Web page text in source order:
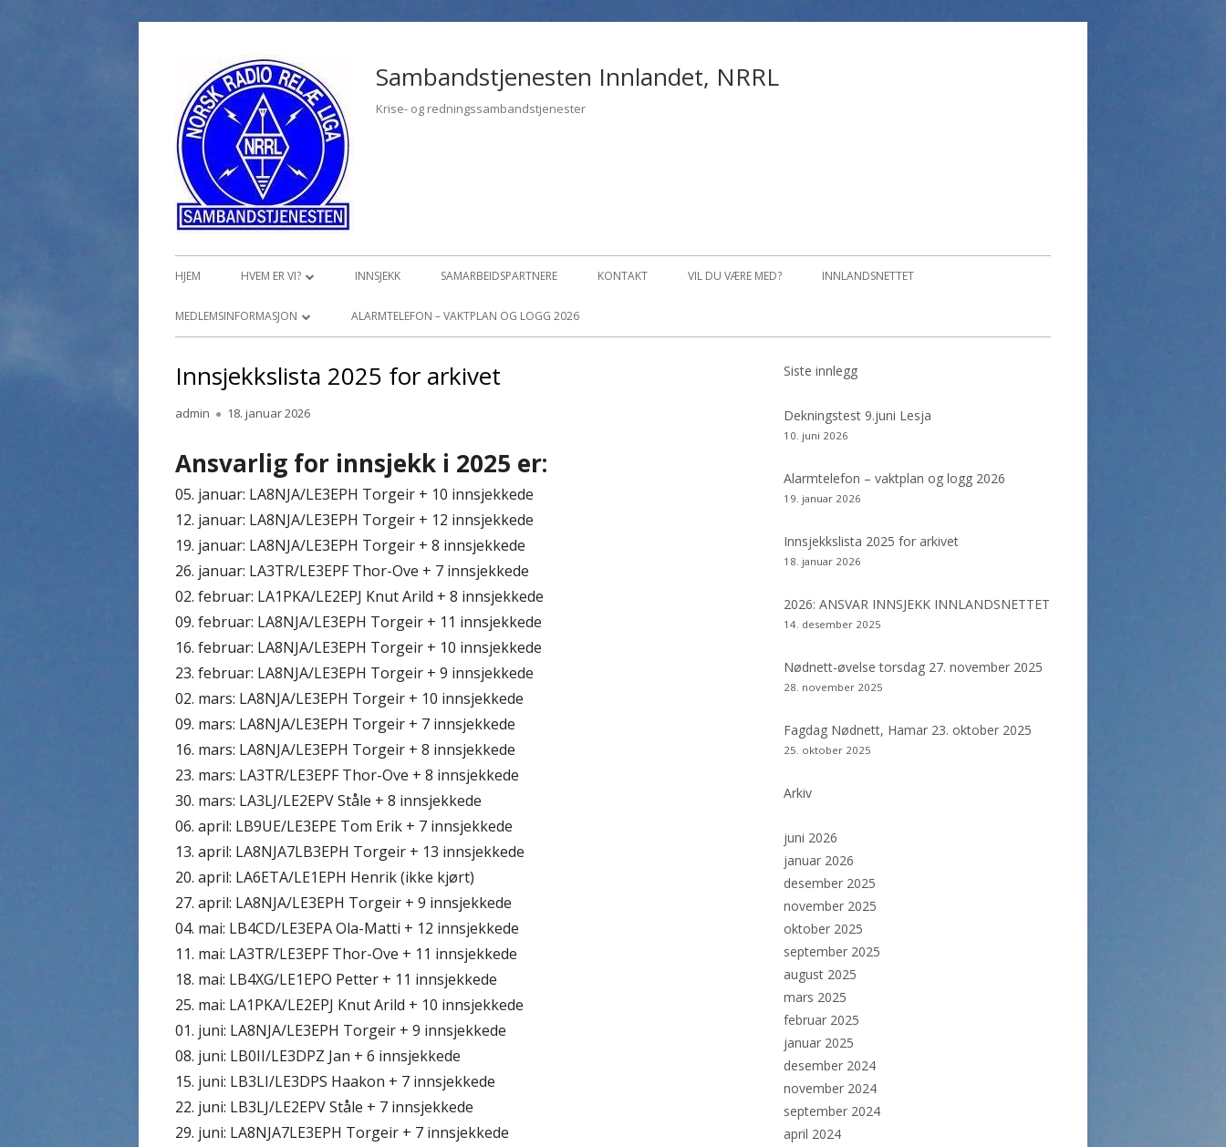
Sambandstjenesten Innlandet, NRRL
Krise- og redningssambandstjenester
Primærmeny
HJEM HVEM ER VI?
ØVELSER, KURS OG OPPLÆRING
INNSJEKK SAMARBEIDSPARTNERE KONTAKT VIL DU VÆRE MED? INNLANDSNETTET
MEDLEMSINFORMASJON ALARMTELEFON – VAKTPLAN OG LOGG 2026
Innsjekkslista 2025 for arkivet
Forfatter
admin Publisert
18. januar 2026
Ansvarlig for innsjekk i 2025 er:
05. januar: LA8NJA/LE3EPH Torgeir + 10 innsjekkede
12. januar: LA8NJA/LE3EPH Torgeir + 12 innsjekkede
19. januar: LA8NJA/LE3EPH Torgeir + 8 innsjekkede
26. januar: LA3TR/LE3EPF Thor-Ove + 7 innsjekkede
02. februar: LA1PKA/LE2EPJ Knut Arild + 8 innsjekkede
09. februar: LA8NJA/LE3EPH Torgeir + 11 innsjekkede
16. februar: LA8NJA/LE3EPH Torgeir + 10 innsjekkede
23. februar: LA8NJA/LE3EPH Torgeir + 9 innsjekkede
02. mars: LA8NJA/LE3EPH Torgeir + 10 innsjekkede
09. mars: LA8NJA/LE3EPH Torgeir + 7 innsjekkede
16. mars: LA8NJA/LE3EPH Torgeir + 8 innsjekkede
23. mars: LA3TR/LE3EPF Thor-Ove + 8 innsjekkede
30. mars: LA3LJ/LE2EPV Ståle + 8 innsjekkede
06. april: LB9UE/LE3EPE Tom Erik + 7 innsjekkede
13. april: LA8NJA7LB3EPH Torgeir + 13 innsjekkede
20. april: LA6ETA/LE1EPH Henrik (ikke kjørt)
27. april: LA8NJA/LE3EPH Torgeir + 9 innsjekkede
04. mai: LB4CD/LE3EPA Ola-Matti + 12 innsjekkede
11. mai: LA3TR/LE3EPF Thor-Ove + 11 innsjekkede
18. mai: LB4XG/LE1EPO Petter + 11 innsjekkede
25. mai: LA1PKA/LE2EPJ Knut Arild + 10 innsjekkede
01. juni: LA8NJA/LE3EPH Torgeir + 9 innsjekkede
08. juni: LB0II/LE3DPZ Jan + 6 innsjekkede
15. juni: LB3LI/LE3DPS Haakon + 7 innsjekkede
22. juni: LB3LJ/LE2EPV Ståle + 7 innsjekkede
29. juni: LA8NJA7LE3EPH Torgeir + 7 innsjekkede
Primær
sidekolonne
Siste innlegg
Dekningstest 9.juni Lesja
10. juni 2026
Alarmtelefon – vaktplan og logg 2026
19. januar 2026
Innsjekkslista 2025 for arkivet
18. januar 2026
2026: ANSVAR INNSJEKK INNLANDSNETTET
14. desember 2025
Nødnett-øvelse torsdag 27. november 2025
28. november 2025
Fagdag Nødnett, Hamar 23. oktober 2025
25. oktober 2025
Arkiv
juni 2026
januar 2026
desember 2025
november 2025
oktober 2025
september 2025
august 2025
mars 2025
februar 2025
januar 2025
desember 2024
november 2024
september 2024
april 2024